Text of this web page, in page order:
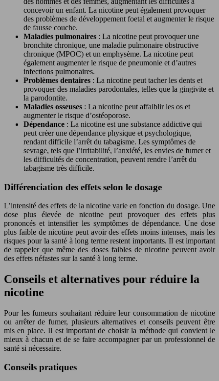
concevoir un enfant. La nicotine peut également provoquer
des problèmes de développement foetal et augmenter le risque
de fausse couche.
Maladies pulmonaires : La nicotine peut provoquer une
bronchite chronique, une maladie pulmonaire obstructive
chronique (MPOC) et un emphysème. La nicotine peut
également augmenter le risque de pneumonie et d’autres
infections pulmonaires.
Problèmes dentaires : La nicotine peut tacher les dents et
provoquer des maladies parodontales, telles que la gingivite et
la parodontite.
Maladies osseuses : La nicotine peut affaiblir les os et
augmenter le risque d’ostéoporose.
Dépendance : La nicotine est une substance addictive qui
peut créer une dépendance physique et psychologique,
rendant difficile l’arrêt du tabagisme. Les symptômes de
sevrage, tels que l’irritabilité, l’anxiété, les envies de fumer et
les difficultés de concentration, peuvent rendre l’arrêt du
tabagisme très difficile.
Différenciation des effets selon le dosage
L’intensité des effets de la nicotine varie en fonction du dosage. Une
dose plus élevée de nicotine peut provoquer des effets plus
prononcés et intensifier les symptômes de dépendance. Une dose
plus faible de nicotine peut avoir des effets moins intenses, mais les
risques pour la santé à long terme restent importants. Il est important
de rappeler que même des doses faibles de nicotine peuvent avoir
des effets néfastes sur la santé à long terme.
Conseils et alternatives pour réduire la
nicotine
Pour les fumeurs souhaitant réduire leur consommation de nicotine
ou arrêter de fumer, plusieurs alternatives et conseils peuvent être
mis en place. Il est important de choisir la méthode qui convient le
mieux à chacun et de se faire accompagner par un professionnel de
santé si nécessaire.
Conseils pratiques